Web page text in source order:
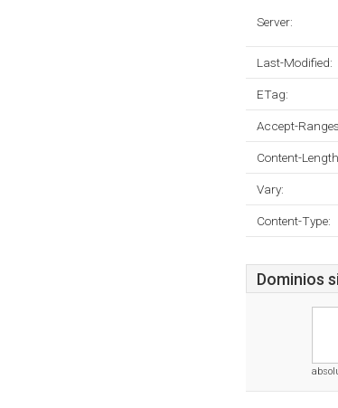
Server:
Last-Modified:
ETag:
Accept-
Content-
Vary:
Content-Type:
Dominios